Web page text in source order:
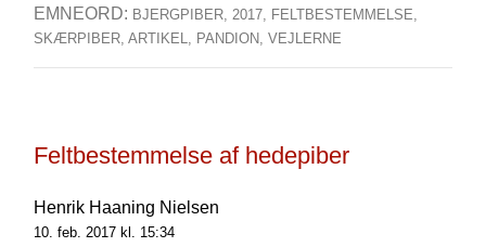
EMNEORD: BJERGPIBER, 2017, FELTBESTEMMELSE,
SKÆRPIBER, ARTIKEL, PANDION, VEJLERNE
Feltbestemmelse af hedepiber
Henrik Haaning Nielsen
10. feb. 2017 kl. 15:34